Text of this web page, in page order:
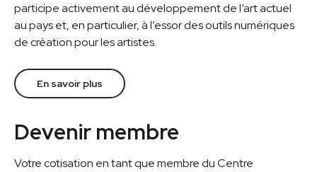
participe activement au développement de l’art actuel
au pays et, en particulier, à l’essor des outils numériques
de création pour les artistes.
En savoir plus
Devenir membre
Votre cotisation en tant que membre du Centre